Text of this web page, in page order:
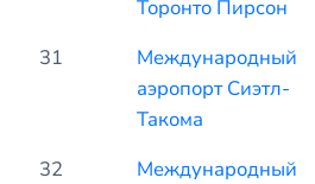
Торонто Пирсон
31
Международный
аэропорт Сиэтл-
Такома
32
Международный